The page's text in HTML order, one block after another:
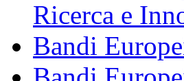
Ricerca e
Bandi